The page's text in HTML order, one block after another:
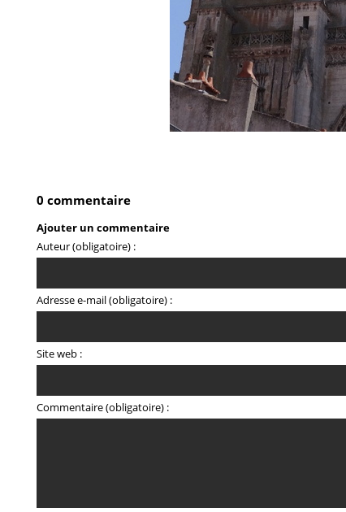
0 commentaire
Ajouter un commentaire
Auteur (obligatoire) :
Adresse e-mail (obligatoire) :
Site web :
Commentaire (obligatoire) :